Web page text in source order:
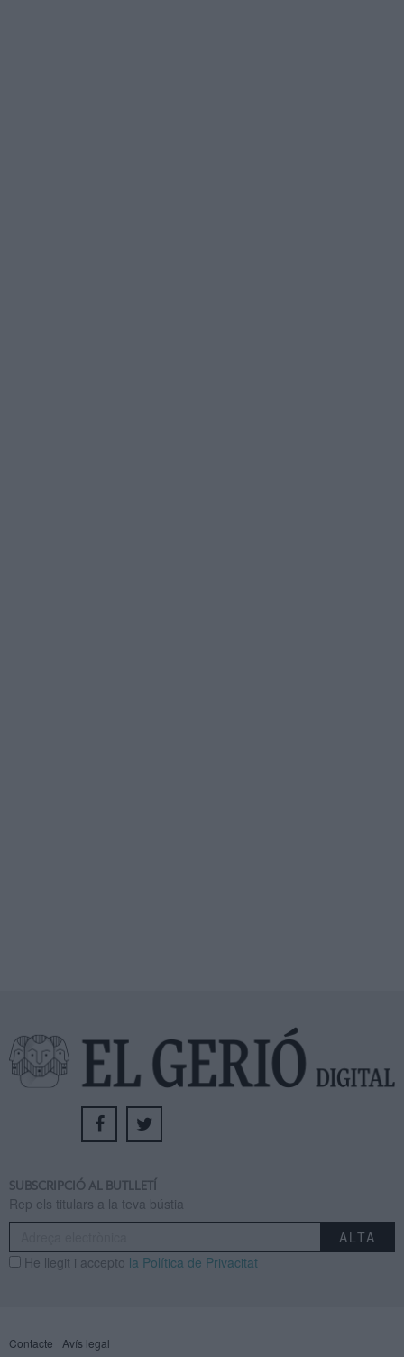
SUBSCRIPCIÓ AL BUTLLETÍ
Rep els titulars a la teva bústia
He llegit i accepto la Política de Privacitat
Contacte Avís legal